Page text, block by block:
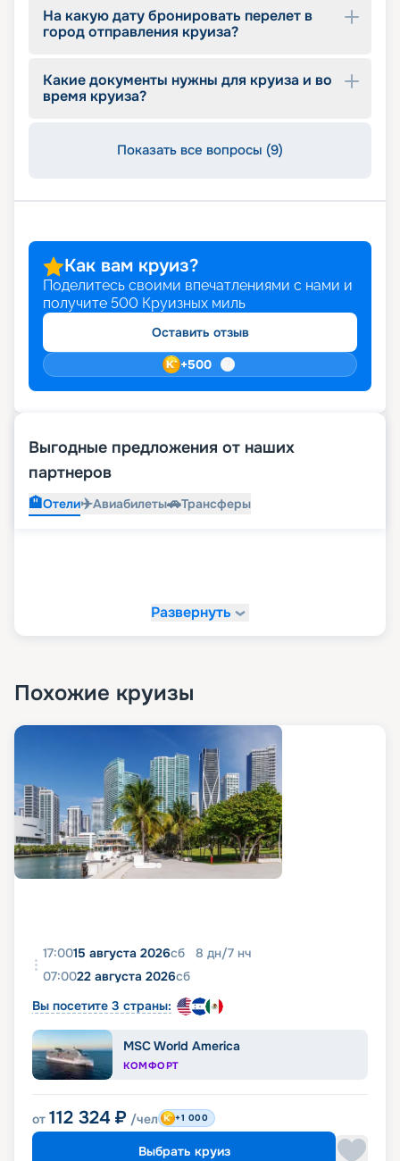
На какую дату бронировать перелет в
город отправления круиза?
Какие документы нужны для круиза и во
время круиза?
Показать все вопросы (9)
Как вам круиз?
Поделитесь своими впечатлениями с нами и
получите 500 Круизных миль
Оставить отзыв
+500
Выгодные предложения от наших
партнеров
🏨Отели✈️Авиабилеты🚗Трансферы
Развернуть
Похожие круизы
17:0015 августа 2026сб 8 дн/7 нч
07:0022 августа 2026сб
Вы посетите 3 страны:
MSC World America
КОМФОРТ
от 112 324 ₽ /чел +1 000
Выбрать круиз